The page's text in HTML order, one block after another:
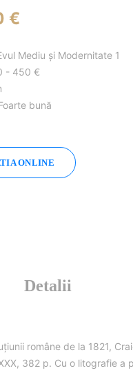
€
Mediu și Modernitate 1
- 450 €
bună
ONLINE
Detalii
române de la 1821,
382 p. Cu o litografie a